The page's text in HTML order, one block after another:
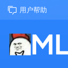
用户帮助